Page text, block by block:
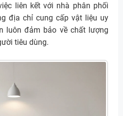
liên kết với nhà phân phối
địa chỉ cung cấp vật liệu uy
luôn đảm bảo về chất lượng
tiêu dùng.